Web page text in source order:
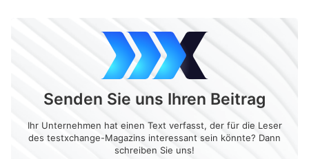
Senden Sie uns Ihren Beitrag
Ihr Unternehmen hat einen Text verfasst, der für die Leser
des testxchange-Magazins interessant sein könnte? Dann
schreiben Sie uns!